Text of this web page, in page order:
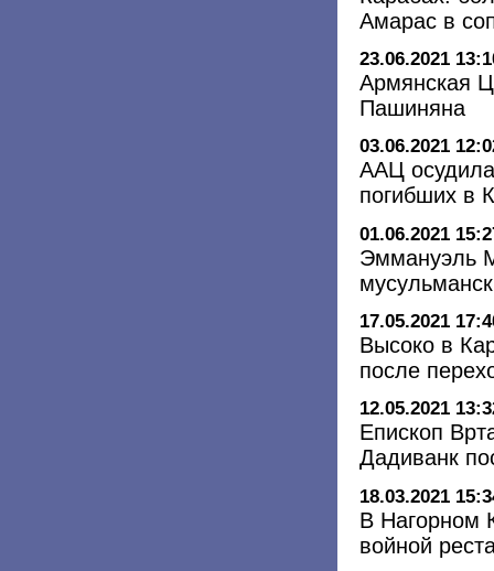
Амарас в
23.06.2021
Армянская
Пашиняна
03.06.2021
ААЦ
погибших в
01.06.2021
Эммануэль
17.05.2021
Высоко в
после
12.05.2021
Епископ
Дадиванк
18.03.2021
В Нагорном
войной